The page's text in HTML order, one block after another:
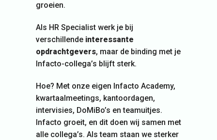
groeien.
Als HR Specialist werk je bij
verschillende interessante
opdrachtgevers, maar de binding met je
Infacto-collega’s blijft sterk.
Hoe? Met onze eigen Infacto Academy,
kwartaalmeetings, kantoordagen,
intervisies, DoMiBo’s en teamuitjes.
Infacto groeit, en dit doen wij samen met
alle collega’s. Als team staan we sterker